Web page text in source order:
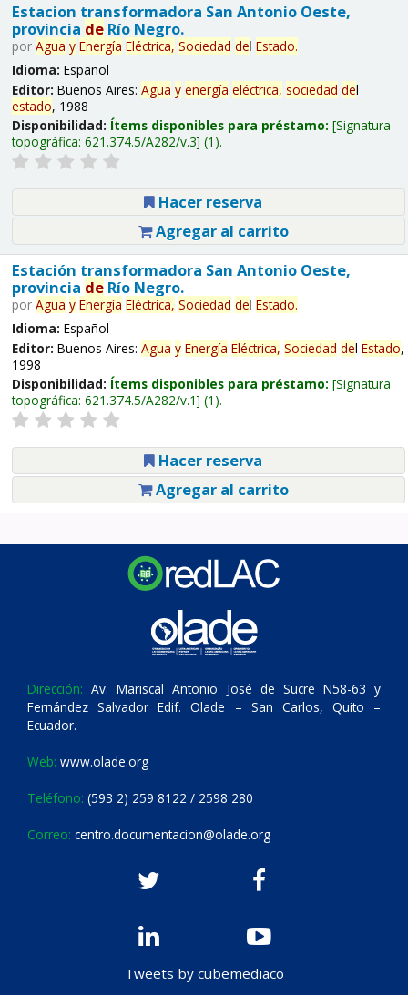
Estacion transformadora San Antonio Oeste,
provincia deRío Negro.
por Agua y Energía Eléctrica, Sociedad del Estado.
Idioma: Español
Editor: Buenos Aires: Agua y energía eléctrica, sociedad del
estado, 1988
Disponibilidad: Ítems disponibles para préstamo: Signatura
topográfica: 621.374.5/A282/v.3 (1).
Hacer reserva
Agregar al carrito
Estación transformadora San Antonio Oeste,
provincia deRío Negro.
por Agua y Energía Eléctrica, Sociedad del Estado.
Idioma: Español
Editor: Buenos Aires: Agua y Energía Eléctrica, Sociedad del Estado,
1998
Disponibilidad: Ítems disponibles para préstamo: Signatura
topográfica: 621.374.5/A282/v.1 (1).
Hacer reserva
Agregar al carrito
Dirección: Av. Mariscal Antonio José de Sucre N58-63 y
Fernández Salvador Edif. Olade – San Carlos, Quito –
Ecuador.
Web: www.olade.org
Teléfono: (593 2) 259 8122 / 2598 280
Correo: centro.documentacion@olade.org
Tweets by cubemediaco